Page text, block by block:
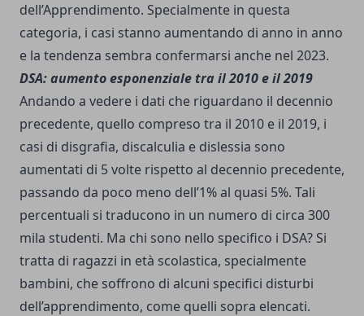
dell’Apprendimento. Specialmente in questa
categoria, i casi stanno aumentando di anno in anno
e la tendenza sembra confermarsi anche nel 2023.
DSA: aumento esponenziale tra il 2010 e il 2019
Andando a vedere i dati che riguardano il decennio
precedente, quello compreso tra il 2010 e il 2019, i
casi di disgrafia, discalculia e dislessia sono
aumentati di 5 volte rispetto al decennio precedente,
passando da poco meno dell’1% al quasi 5%. Tali
percentuali si traducono in un numero di circa 300
mila studenti. Ma chi sono nello specifico i DSA? Si
tratta di ragazzi in età scolastica, specialmente
bambini, che soffrono di alcuni specifici disturbi
dell’apprendimento, come quelli sopra elencati.